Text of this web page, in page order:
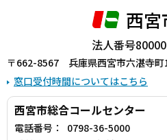
西
法人番号
〒662-8567 兵庫県西宮市六湛寺町
窓口受付時間についてはこちら
西宮市総合コールセンター
電話番号：
0798-36-5000